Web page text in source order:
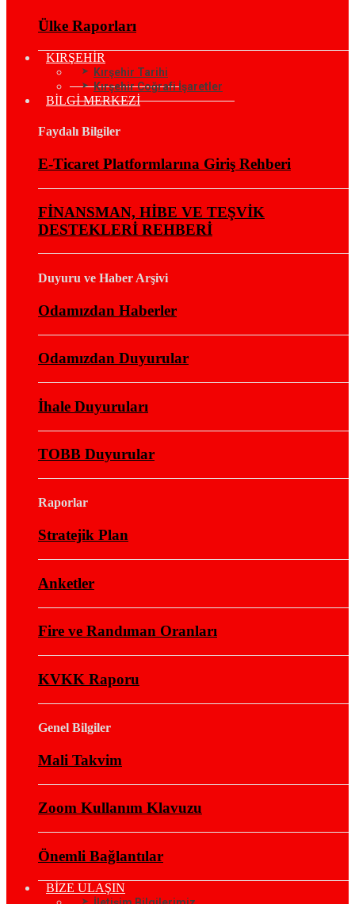
Ülke Raporları
KIRŞEHİR
Kırşehir Tarihi
Kırşehir Coğrafi İşaretler
BİLGİ MERKEZİ
Faydalı Bilgiler
E-Ticaret Platformlarına Giriş Rehberi
FİNANSMAN, HİBE VE TEŞVİK
DESTEKLERİ REHBERİ
Duyuru ve Haber Arşivi
Odamızdan Haberler
Odamızdan Duyurular
İhale Duyuruları
TOBB Duyurular
Raporlar
Stratejik Plan
Anketler
Fire ve Randıman Oranları
KVKK Raporu
Genel Bilgiler
Mali Takvim
Zoom Kullanım Klavuzu
Önemli Bağlantılar
BİZE ULAŞIN